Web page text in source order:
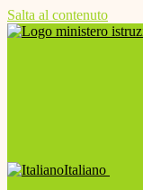
Salta al contenuto
Italiano